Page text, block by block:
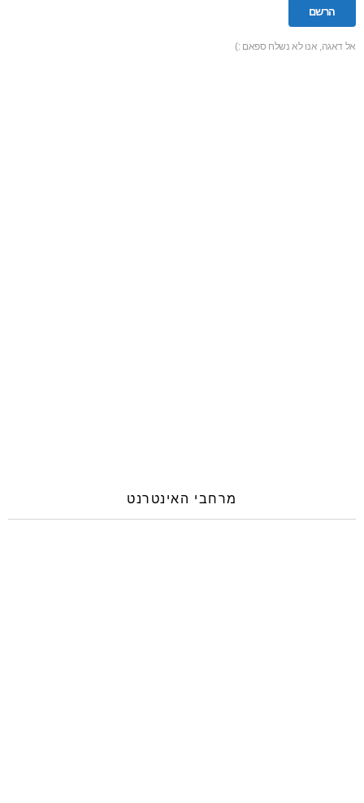
אל דאגה, אנו לא נשלח ספאם :)
מרחבי האינטרנט